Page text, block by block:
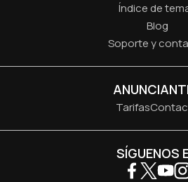
Índice de
Blog
Soporte y
Tarifas
SÍGUENOS